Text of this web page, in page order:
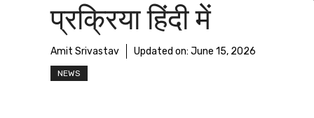
प्रक्रिया हिंदी में
Amit Srivastav Updated on: June 15, 2026
NEWS